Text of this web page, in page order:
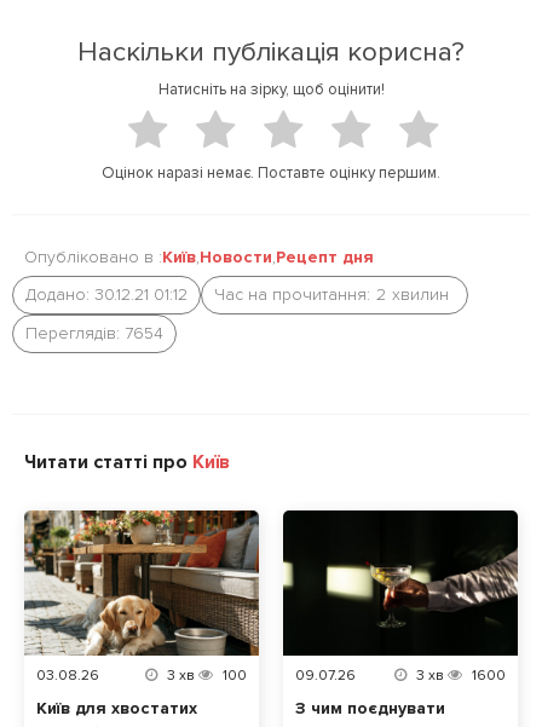
t
t
e
b
o
k
Наскільки публікація корисна?
Натисніть на зірку, щоб оцінити!
Оцінок наразі немає. Поставте оцінку першим.
Опубліковано в :Київ,Новости,Рецепт дня
Додано: 30.12.21 01:12
Час на прочитання: 2 хвилин
Переглядів: 7654
Читати статті про Київ
03.08.26 3 хв 100
Київ для хвостатих
09.07.26 3 хв 1600
З чим поєднувати